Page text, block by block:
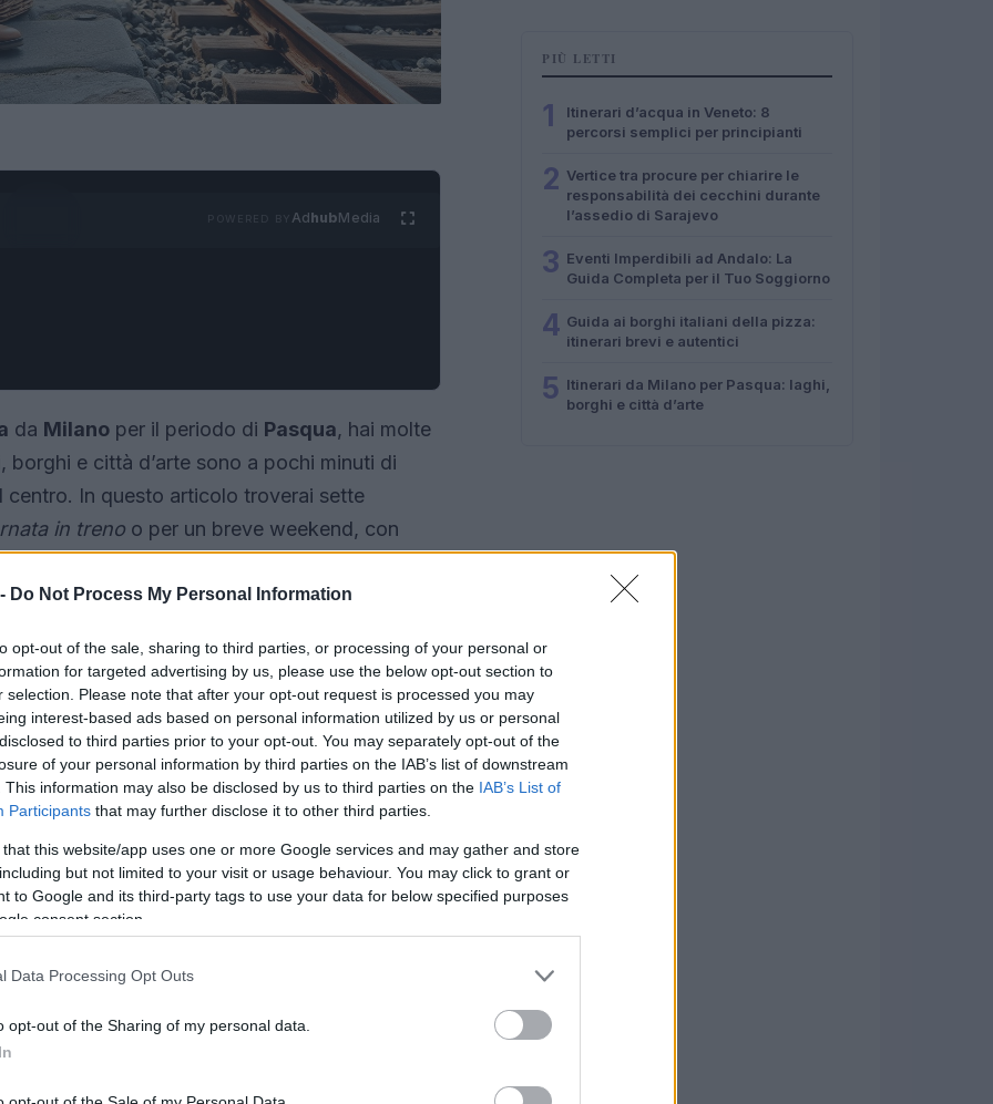
Do Not Process My Personal Information
opt-out of the sale, sharing to third parties, or processing of your personal or
for targeted advertising by us, please use the below opt-out section to
selection. Please note that after your opt-out request is processed you may
interest-based ads based on personal information utilized by us or personal
to third parties prior to your opt-out. You may separately opt-out of the
of your personal information by third parties on the IAB’s list of downstream
This information may also be disclosed by us to third parties on the IAB’s List of
Participants that may further disclose it to other third parties.
that this website/app uses one or more Google services and may gather and store
but not limited to your visit or usage behaviour. You may click to grant or
to Google and its third-party tags to use your data for below specified purposes
consent section.
Data Processing Opt Outs
opt-out of the Sharing of my personal data.
AdhubMedia
da Milano per il periodo di Pasqua, hai molte
borghi e città d’arte sono a pochi minuti di
In questo articolo troverai sette
in treno o per un breve weekend, con
vedere una volta arrivati.
per organizzare l’uscita: cosa visitare,
per famiglie o coppie. L’idea è
PIÙ LETTI
1
Itinerari d’acqua in Veneto: 8
percorsi semplici per principianti
2 Vertice tra procure per chiarire le
responsabilità dei cecchini durante
l’assedio di Sarajevo
3 Eventi Imperdibili ad Andalo: La
Guida Completa per il Tuo Soggiorno
4 Guida ai borghi italiani della pizza:
itinerari brevi e autentici
5 Itinerari da Milano per Pasqua: laghi,
borghi e città d’arte